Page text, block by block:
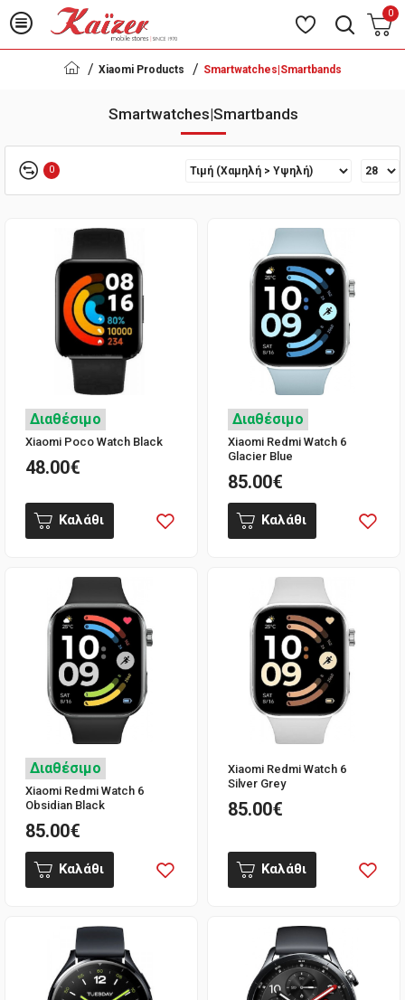
0
Xiaomi Products Smartwatches|Smartbands
Smartwatches|Smartbands
0
Διαθέσιμο
Xiaomi Poco Watch Black
48.00€
Καλάθι
Διαθέσιμο
Xiaomi Redmi Watch 6
Glacier Blue
85.00€
Καλάθι
Διαθέσιμο
Xiaomi Redmi Watch 6
Obsidian Black
85.00€
Καλάθι
Xiaomi Redmi Watch 6
Silver Grey
85.00€
Καλάθι